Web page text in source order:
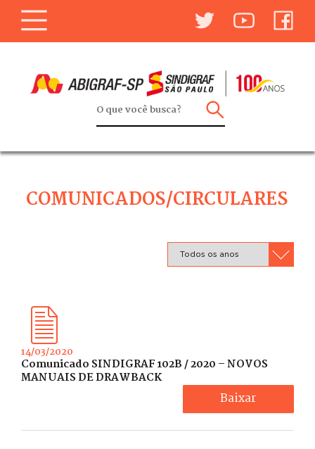
COMUNICADOS/CIRCULARES
14/03/2020
Comunicado SINDIGRAF 102B / 2020 – NOVOS
MANUAIS DE DRAWBACK
Baixar